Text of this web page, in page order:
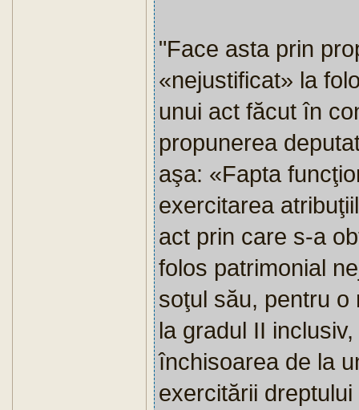
"Face asta prin
«nejustificat» la
unui act făcut în
propunerea
aşa: «Fapta
exercitarea
act prin care s-a
folos patrimonial
soţul său, pentru o
la gradul II
închisoarea de la
exercitării